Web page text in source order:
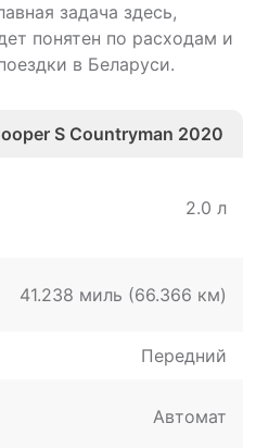
задача здесь,
понятен по расходам и
в Беларуси.
S Countryman 2020
2.0 л
41.238 миль (66.366 км)
Передний
Автомат